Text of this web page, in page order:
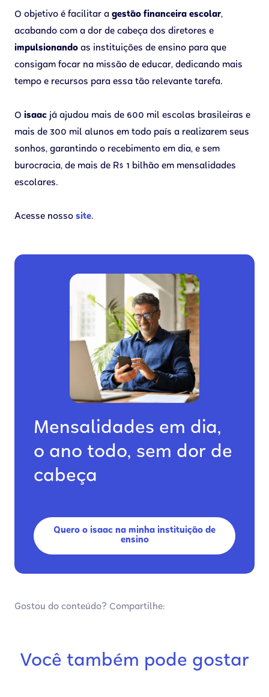
O objetivo é facilitar a gestão financeira escolar,
acabando com a dor de cabeça dos diretores e
impulsionando as instituições de ensino para que
consigam focar na missão de educar, dedicando mais
tempo e recursos para essa tão relevante tarefa.
O isaac já ajudou mais de 600 mil escolas brasileiras e
mais de 300 mil alunos em todo país a realizarem seus
sonhos, garantindo o recebimento em dia, e sem
burocracia, de mais de R$ 1 bilhão em mensalidades
escolares.
Acesse nosso site.
Mensalidades em dia,
o ano todo, sem dor de
cabeça
Quero o isaac na minha instituição de
ensino
Gostou do conteúdo? Compartilhe:
Você também pode gostar